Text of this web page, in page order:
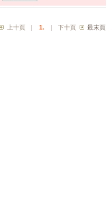
上十頁 1. 下十頁 最末頁